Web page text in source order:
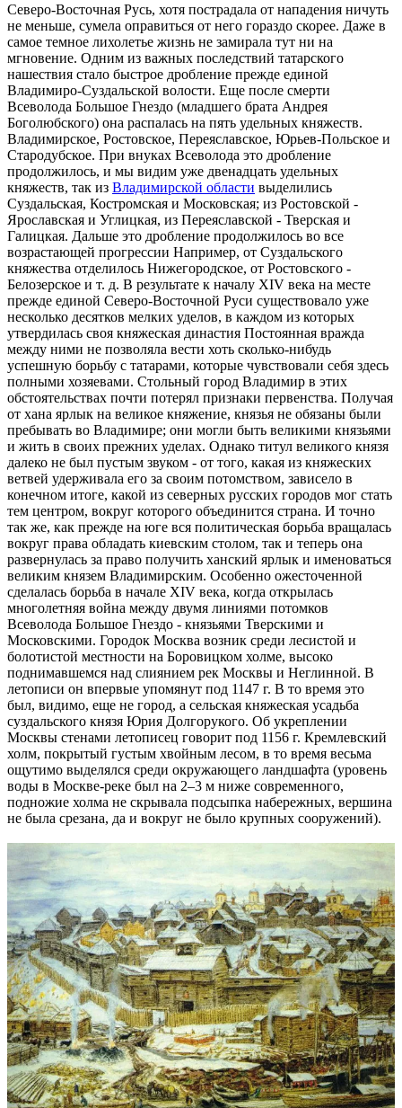
Северо-Восточная Русь, хотя пострадала от нападения ничуть
не меньше, сумела оправиться от него гораздо скорее. Даже в
самое темное лихолетье жизнь не замирала тут ни на
мгновение. Одним из важных последствий татарского
нашествия стало быстрое дробление прежде единой
Владимиро-Суздальской волости. Еще после смерти
Всеволода Большое Гнездо (младшего брата Андрея
Боголюбского) она распалась на пять удельных княжеств.
Владимирское, Ростовское, Переяславское, Юрьев-Польское и
Стародубское. При внуках Всеволода это дробление
продолжилось, и мы видим уже двенадцать удельных
княжеств, так из Владимирской области выделились
Суздальская, Костромская и Московская; из Ростовской -
Ярославская и Углицкая, из Переяславской - Тверская и
Галицкая. Дальше это дробление продолжилось во все
возрастающей прогрессии Например, от Суздальского
княжества отделилось Нижегородское, от Ростовского -
Белозерское и т. д. В результате к началу XIV века на месте
прежде единой Северо-Восточной Руси существовало уже
несколько десятков мелких уделов, в каждом из которых
утвердилась своя княжеская династия Постоянная вражда
между ними не позволяла вести хоть сколько-нибудь
успешную борьбу с татарами, которые чувствовали себя здесь
полными хозяевами. Стольный город Владимир в этих
обстоятельствах почти потерял признаки первенства. Получая
от хана ярлык на великое княжение, князья не обязаны были
пребывать во Владимире; они могли быть великими князьями
и жить в своих прежних уделах. Однако титул великого князя
далеко не был пустым звуком - от того, какая из княжеских
ветвей удерживала его за своим потомством, зависело в
конечном итоге, какой из северных русских городов мог стать
тем центром, вокруг которого объединится страна. И точно
так же, как прежде на юге вся политическая борьба вращалась
вокруг права обладать киевским столом, так и теперь она
развернулась за право получить ханский ярлык и именоваться
великим князем Владимирским. Особенно ожесточенной
сделалась борьба в начале XIV века, когда открылась
многолетняя война между двумя линиями потомков
Всеволода Большое Гнездо - князьями Тверскими и
Московскими. Городок Москва возник среди лесистой и
болотистой местности на Боровицком холме, высоко
поднимавшемся над слиянием рек Москвы и Неглинной. В
летописи он впервые упомянут под 1147 г. В то время это
был, видимо, еще не город, а сельская княжеская усадьба
суздальского князя Юрия Долгорукого. Об укреплении
Москвы стенами летописец говорит под 1156 г. Кремлевский
холм, покрытый густым хвойным лесом, в то время весьма
ощутимо выделялся среди окружающего ландшафта (уровень
воды в Москве-реке был на 2–3 м ниже современного,
подножие холма не скрывала подсыпка набережных, вершина
не была срезана, да и вокруг не было крупных сооружений).